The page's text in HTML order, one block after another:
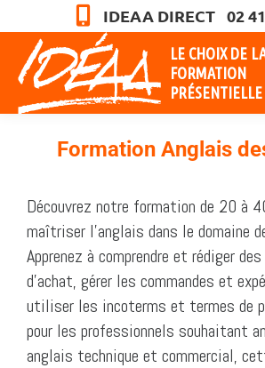
IDEAA DIRECT 02
LE CHOIX DE
FORMATION
Formation Anglais
Découvrez notre formation de 20 à
maîtriser l’anglais dans le domaine
Apprenez à comprendre et rédiger
d’achat, gérer les commandes et
utiliser les incoterms et termes de
pour les professionnels souhaitant
anglais technique et commercial,